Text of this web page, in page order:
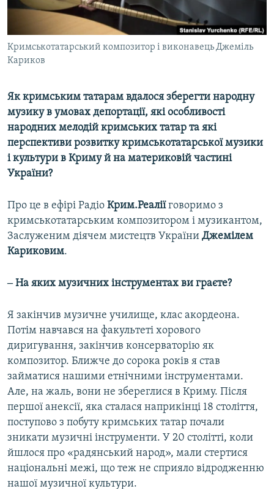
УКРАЇНСЬКА ПРОБЛЕМА КРИМУ
Кримськотатарський композитор і виконавець Джеміль
Кариков
Як кримським татарам вдалося зберегти народну
музику в умовах депортації, які особливості
народних мелодій кримських татар та які
перспективи розвитку кримськотатарської музики
і культури в Криму й на материковій частині
України?
Про це в ефірі Радіо Крим.Реаліїговоримо з
кримськотатарським композитором і музикантом,
Заслуженим діячем мистецтв України Джемілем
Кариковим.
‒ На яких музичних інструментах ви граєте?
Я закінчив музичне училище, клас акордеона.
Потім навчався на факультеті хорового
диригування, закінчив консерваторію як
композитор. Ближче до сорока років я став
займатися нашими етнічними інструментами.
Але, на жаль, вони не збереглися в Криму. Після
першої анексії, яка сталася наприкінці 18 століття,
поступово з побуту кримських татар почали
зникати музичні інструменти. У 20 столітті, коли
йшлося про «радянський народ», мали стертися
національні межі, що теж не сприяло відродженню
нашої музичної культури.